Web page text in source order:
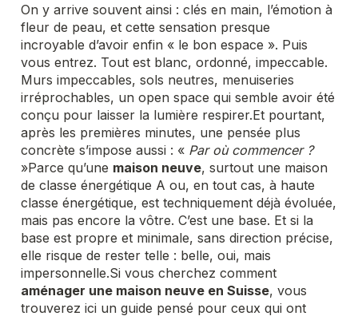
On y arrive souvent ainsi : clés en main, l’émotion à
fleur de peau, et cette sensation presque
incroyable d’avoir enfin « le bon espace ». Puis
vous entrez. Tout est blanc, ordonné, impeccable.
Murs impeccables, sols neutres, menuiseries
irréprochables, un open space qui semble avoir été
conçu pour laisser la lumière respirer.Et pourtant,
après les premières minutes, une pensée plus
concrète s’impose aussi : « Par où commencer ?
»Parce qu’une maison neuve, surtout une maison
de classe énergétique A ou, en tout cas, à haute
classe énergétique, est techniquement déjà évoluée,
mais pas encore la vôtre. C’est une base. Et si la
base est propre et minimale, sans direction précise,
elle risque de rester telle : belle, oui, mais
impersonnelle.Si vous cherchez comment
aménager une maison neuve en Suisse, vous
trouverez ici un guide pensé pour ceux qui ont